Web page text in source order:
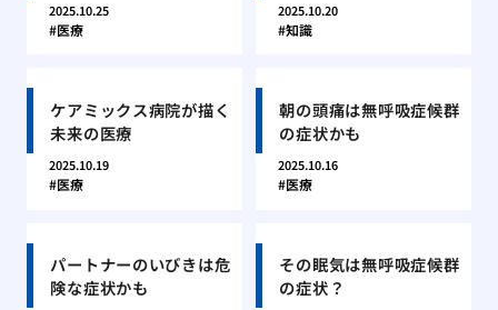
2025.10.25
医療
2025.10.20
知識
ケアミックス病院が描く
未来の医療
2025.10.19
医療
朝の頭痛は無呼吸症候群
の症状かも
2025.10.16
医療
パートナーのいびきは危
険な症状かも
その眠気は無呼吸症候群
の症状？